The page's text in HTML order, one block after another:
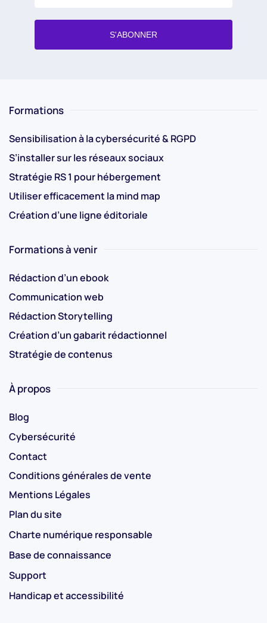
Formations
Sensibilisation à la cybersécurité & RGPD
S’installer sur les réseaux sociaux
Stratégie RS 1 pour hébergement
Utiliser efficacement la mind map
Création d’une ligne éditoriale
Formations à venir
Rédaction d’un ebook
Communication web
Rédaction Storytelling
Création d’un gabarit rédactionnel
Stratégie de contenus
À propos
Blog
Cybersécurité
Contact
Conditions générales de vente
Mentions Légales
Plan du site
Charte numérique responsable
Base de connaissance
Support
Handicap et accessibilité